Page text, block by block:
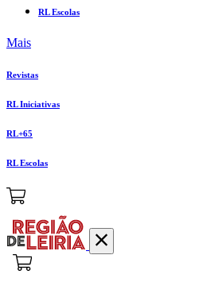
RL Escolas
Mais
Revistas
RL Iniciativas
RL+65
RL Escolas